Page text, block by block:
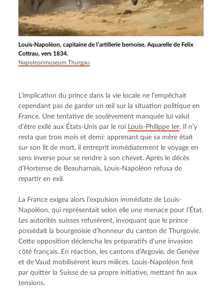
Louis-Napoléon, capitaine de l’artillerie bernoise. Aquarelle de Felix
Cottrau, vers 1834.
Napoleonmuseum Thurgau
L’implication du prince dans la vie locale ne l’empêchait
cependant pas de garder un œil sur la situation politique en
France. Une tentative de soulèvement manquée lui valut
d’être exilé aux États-Unis par le roi Louis-Philippe Ier. Il n’y
resta que trois mois et demi: apprenant que sa mère était
sur son lit de mort, il entreprit immédiatement le voyage en
sens inverse pour se rendre à son chevet. Après le décès
d’Hortense de Beauharnais, Louis-Napoléon refusa de
repartir en exil.
La France exigea alors l’expulsion immédiate de Louis-
Napoléon, qui représentait selon elle une menace pour l’État.
Les autorités suisses refusèrent, invoquant que le prince
possédait la bourgeoisie d’honneur du canton de Thurgovie.
Cette opposition déclencha les préparatifs d'une invasion
côté français. En réaction, les cantons d’Argovie, de Genève
et de Vaud mobilisèrent leurs milices. Louis-Napoléon finit
par quitter la Suisse de sa propre initiative, mettant fin aux
tensions.